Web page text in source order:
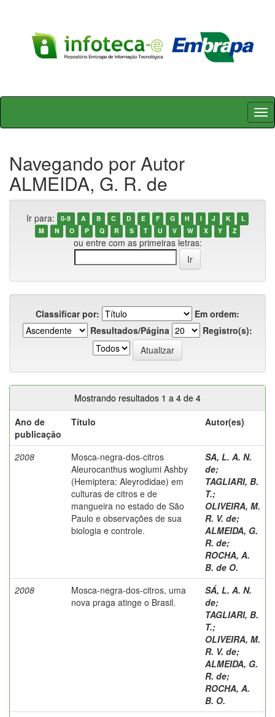
Skip
Navegando por Autor
ALMEIDA, G. R. de
Ir para: 0-9 A B C D E F G H I J K
L
M
N O P Q R S T U V W X Y Z
ou entre com as primeiras letras:
Classificar por:
Em ordem:
Resultados/Página
Registro(s):
Mostrando resultados 1 a 4 de 4
Ano de
publicação
Título Autor(es)
2008
Mosca-negra-dos-citros
Aleurocanthus woglumi Ashby
(Hemiptera: Aleyrodidae) em
culturas de citros e de
mangueira no estado de São
Paulo e observações de sua
biologia e controle.
SA, L. A. N.
de;
TAGLIARI, B.
T.;
OLIVEIRA, M.
R. V. de;
ALMEIDA, G.
R. de;
ROCHA, A.
B. de O.
2008
Mosca-negra-dos-citros, uma
nova praga atinge o Brasil.
SÁ, L. A. N.
de;
TAGLIARI, B.
T.;
OLIVEIRA, M.
R. V. de;
ALMEIDA, G.
R. de;
ROCHA, A.
B. O.